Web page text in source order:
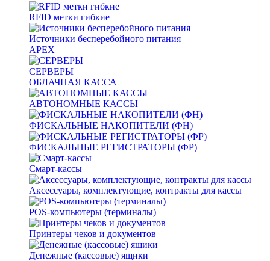
RFID метки гибкие
Источники бесперебойного питания
APEX
СЕРВЕРЫ
ОБЛАЧНАЯ КАССА
АВТОНОМНЫЕ КАССЫ
ФИСКАЛЬНЫЕ НАКОПИТЕЛИ (ФН)
ФИСКАЛЬНЫЕ РЕГИСТРАТОРЫ (ФР)
Смарт-кассы
Аксессуары, комплектующие, контракты для кассы
POS-компьютеры (терминалы)
Принтеры чеков и документов
Денежные (кассовые) ящики